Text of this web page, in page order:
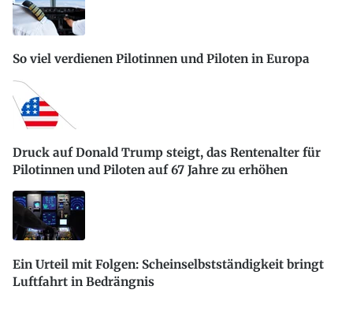
So viel verdienen Pilotinnen und Piloten in Europa
Druck auf Donald Trump steigt, das Rentenalter für
Pilotinnen und Piloten auf 67 Jahre zu erhöhen
Ein Urteil mit Folgen: Scheinselbstständigkeit bringt
Luftfahrt in Bedrängnis